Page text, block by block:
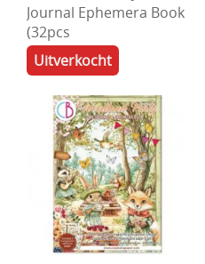
Journal Ephemera Book
(32pcs
Uitverkocht